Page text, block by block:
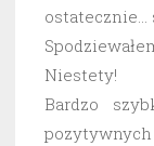
ostatecznie…
Niestety!
Bardzo